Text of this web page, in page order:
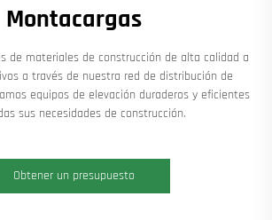
Montacargas
de materiales de construcción de alta calidad a
a través de nuestra red de distribución de
equipos de elevación duraderos y eficientes
sus necesidades de construcción.
Obtener un presupuesto